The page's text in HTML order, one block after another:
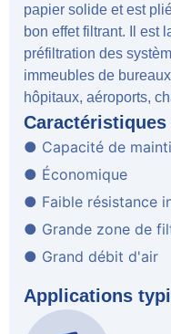
papier solide et est
bon effet filtrant. Il est
préfiltration des
immeubles de
hôpitaux, aéroports,
Caractéristiques
● Capacité de
● Économique
● Faible résistance
● Grande zone de
● Grand débit d'air
Applications